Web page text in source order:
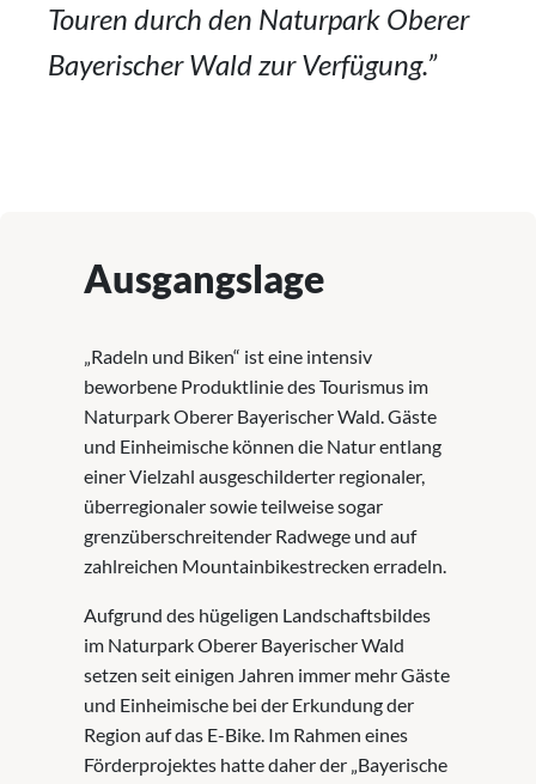
Touren durch den Naturpark Oberer
Bayerischer Wald zur Verfügung.”
Ausgangslage
„Radeln und Biken“ ist eine intensiv
beworbene Produktlinie des Tourismus im
Naturpark Oberer Bayerischer Wald. Gäste
und Einheimische können die Natur entlang
einer Vielzahl ausgeschilderter regionaler,
überregionaler sowie teilweise sogar
grenzüberschreitender Radwege und auf
zahlreichen Mountainbikestrecken erradeln.
Aufgrund des hügeligen Landschaftsbildes
im Naturpark Oberer Bayerischer Wald
setzen seit einigen Jahren immer mehr Gäste
und Einheimische bei der Erkundung der
Region auf das E-Bike. Im Rahmen eines
Förderprojektes hatte daher der „Bayerische